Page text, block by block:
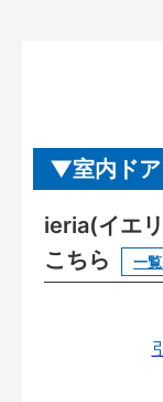
室内ド
ieria(イエ
こちら
一